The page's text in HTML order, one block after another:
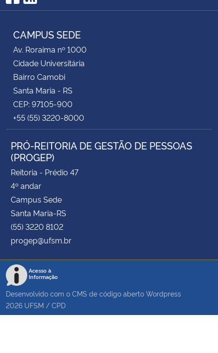
Facebook
RSS
CAMPUS SEDE
Av. Roraima nº 1000
Cidade Universitária
Bairro Camobi
Santa Maria - RS
CEP: 97105-900
+55 (55) 3220-8000
PRÓ-REITORIA DE GESTÃO DE PESSOAS
(PROGEP)
Reitoria - Prédio 47
4º andar
Campus Sede
Santa Maria-RS
(55) 3220 8102
progep@ufsm.br
Acesso à
Informação
Desenvolvido com o CMS de código aberto Wordpress
2026 UFSM / CPD